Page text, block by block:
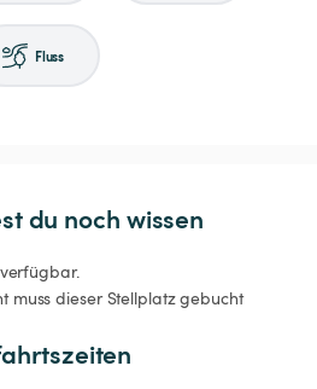
Fluss
du noch wissen
muss dieser Stellplatz gebucht